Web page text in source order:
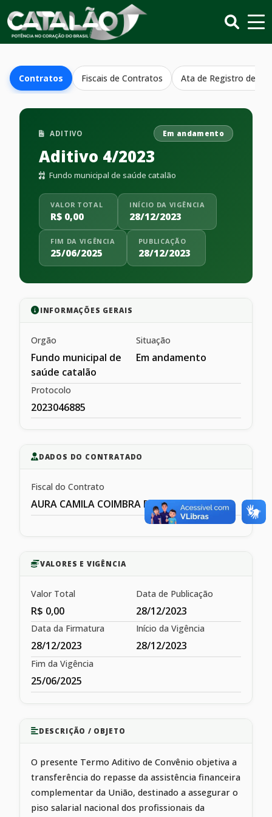
Contratos Fiscais de Contratos Ata de Registro de
ADITIVO Em andamento
Aditivo 4/2023
Fundo municipal de saúde catalão
VALOR TOTAL
R$ 0,00
INÍCIO DA VIGÊNCIA
28/12/2023
FIM DA VIGÊNCIA
25/06/2025
PUBLICAÇÃO
28/12/2023
INFORMAÇÕES GERAIS
Orgão
Fundo municipal de
saúde catalão
Situação
Em andamento
Protocolo
2023046885
DADOS DO CONTRATADO
Fiscal do Contrato
AURA CAMILA COIMBRA DE MESQIUITA
VALORES E VIGÊNCIA
Valor Total
R$ 0,00
Data de Publicação
28/12/2023
Data da Firmatura
28/12/2023
Início da Vigência
28/12/2023
Fim da Vigência
25/06/2025
DESCRIÇÃO / OBJETO
O presente Termo Aditivo de Convênio objetiva a
transferência do repasse da assistência financeira
complementar da União, destinado a assegurar o
piso salarial nacional dos profissionais da